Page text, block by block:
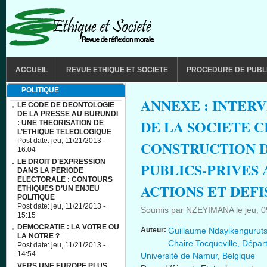
ACCUEIL REVUE ETHIQUE ET SOCIETE PROCEDURE DE
ANNEXE :
DE LA SOCIETE
CONSTRUCTION
PUBLICS-PRIVES
ACTIONS ET
Soumis par NZEYIMANAle jeu,
Auteur: Guillaume
Chaire Tocqueville,
Université de Namur, Belgique
POLITIQUE
LE CODE DE DEONTOLOGIE
DE LA PRESSE AU BURUNDI
: UNE THEORISATION DE
L’ETHIQUE TELEOLOGIQUE
Post date: jeu, 11/21/2013 -
16:04
LE DROIT D’EXPRESSION
DANS LA PERIODE
ELECTORALE : CONTOURS
ETHIQUES D’UN ENJEU
POLITIQUE
Post date: jeu, 11/21/2013 -
15:15
DEMOCRATIE : LA VOTRE OU
LA NOTRE ?
Post date: jeu, 11/21/2013 -
14:54